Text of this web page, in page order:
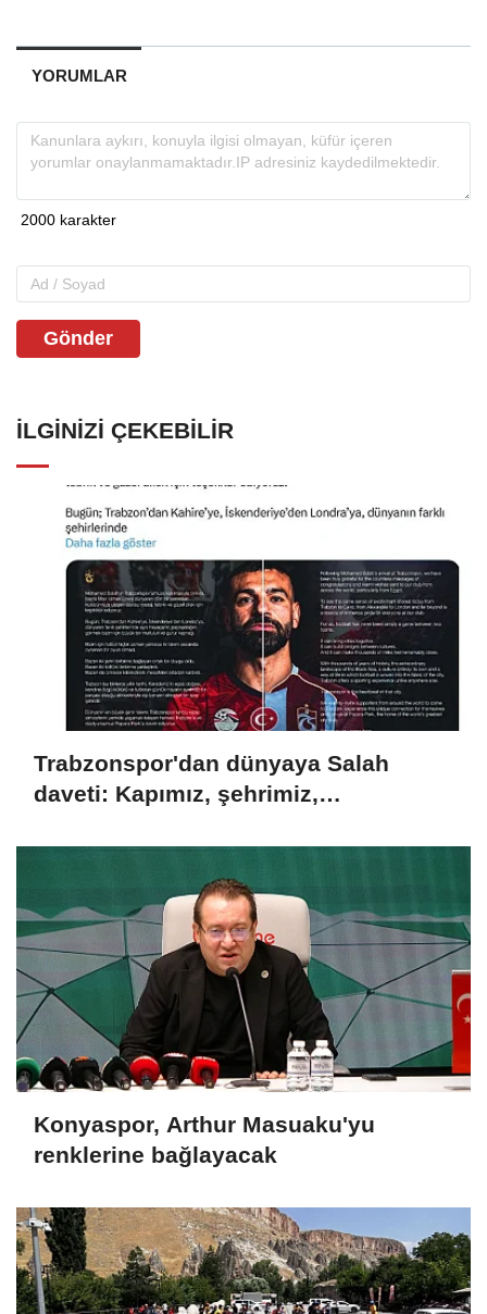
YORUMLAR
Gönder
İLGINIZI ÇEKEBILIR
Trabzonspor'dan dünyaya Salah
daveti: Kapımız, şehrimiz,
Konyaspor, Arthur Masuaku'yu
renklerine bağlayacak